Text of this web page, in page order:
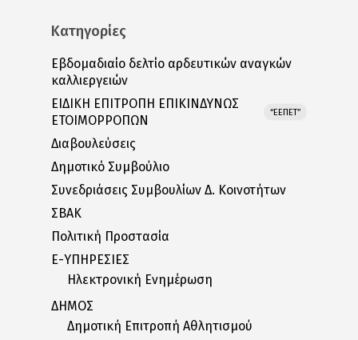
Κατηγορίες
Εβδομαδιαίο δελτίο αρδευτικών αναγκών
καλλιεργειών
ΕΙΔΙΚΗ ΕΠΙΤΡΟΠΗ ΕΠΙΚΙΝΔΥΝΩΣ
ΕΤΟΙΜΟΡΡΟΠΩΝ
“ΕΕΠΕΤ”
Διαβουλεύσεις
Δημοτικό Συμβούλιο
Συνεδριάσεις Συμβουλίων Δ. Κοινοτήτων
ΣΒΑΚ
Πολιτική Προστασία
E-ΥΠΗΡΕΣΙΕΣ
Ηλεκτρονική Ενημέρωση
ΔΗΜΟΣ
Δημοτική Επιτροπή Αθλητισμού